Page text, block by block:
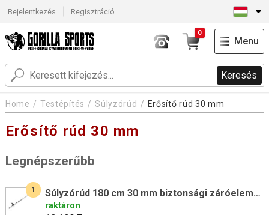
Bejelentkezés Regisztráció
Keresés
0
Menu
Home Testépítés Súlyzórúd Erősítő rúd 30 mm
Erősítő rúd 30 mm
Legnépszerűbb
1 Súlyzórúd 180 cm 30 mm biztonsági záróelemekkel
raktáron